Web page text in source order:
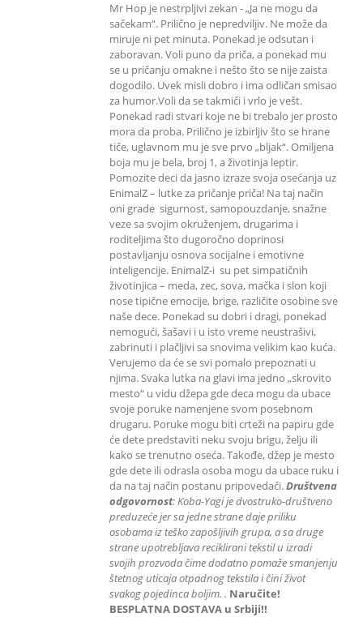
Mr Hop je nestrpljivi zekan - „Ja ne mogu da
sačekam“. Prilično je nepredviljiv. Ne može da
miruje ni pet minuta. Ponekad je odsutan i
zaboravan. Voli puno da priča, a ponekad mu
se u pričanju omakne i nešto što se nije zaista
dogodilo. Uvek misli dobro i ima odličan smisao
za humor.Voli da se takmiči i vrlo je vešt.
Ponekad radi stvari koje ne bi trebalo jer prosto
mora da proba. Prilično je izbirljiv što se hrane
tiče, uglavnom mu je sve prvo „bljak“. Omiljena
boja mu je bela, broj 1, a životinja leptir.
Pomozite deci da jasno izraze svoja osećanja uz
EnimalZ – lutke za pričanje priča! Na taj način
oni grade sigurnost, samopouzdanje, snažne
veze sa svojim okruženjem, drugarima i
roditeljima što dugoročno doprinosi
postavljanju osnova socijalne i emotivne
inteligencije. EnimalZ-i su pet simpatičnih
životinjica – meda, zec, sova, mačka i slon koji
nose tipične emocije, brige, različite osobine sve
naše dece. Ponekad su dobri i dragi, ponekad
nemogući, šašavi i u isto vreme neustrašivi,
zabrinuti i plačljivi sa snovima velikim kao kuća.
Verujemo da će se svi pomalo prepoznati u
njima. Svaka lutka na glavi ima jedno „skrovito
mesto“ u vidu džepa gde deca mogu da ubace
svoje poruke namenjene svom posebnom
drugaru. Poruke mogu biti crteži na papiru gde
će dete predstaviti neku svoju brigu, želju ili
kako se trenutno oseća. Takođe, džep je mesto
gde dete ili odrasla osoba mogu da ubace ruku i
da na taj način postanu pripovedači.Društvena
odgovornost: Koba-Yagi je dvostruko-društveno
preduzeće jer sa jedne strane daje priliku
osobama iz teško zapošljivih grupa, a sa druge
strane upotrebljava reciklirani tekstil u izradi
svojih prozvoda čime dodatno pomaže smanjenju
štetnog uticaja otpadnog tekstila i čini život
svakog pojedinca boljim. . Naručite!
BESPLATNA DOSTAVA u Srbiji!!